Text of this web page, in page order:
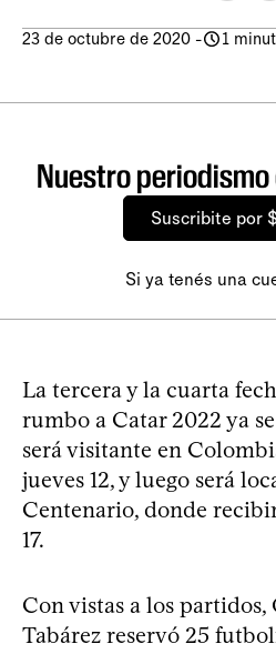
23 de octubre de 2020 - 1
Nuestro
Suscribite por
Si ya tenés una
La tercera y la cuarta
rumbo a Catar 2022 ya
será visitante en
jueves 12, y luego será
Centenario, donde
17.
Con vistas a los partidos,
Tabárez reservó 25